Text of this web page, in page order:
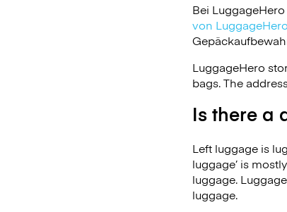
Bei
von
LuggageHero
bags. The
Is there a
Left luggage is
luggage’ is
luggage.
luggage.